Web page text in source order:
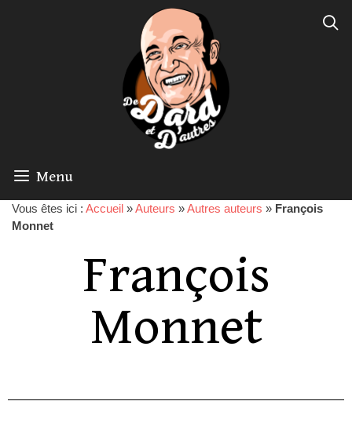
Menu
Vous êtes ici : Accueil »Auteurs »Autres auteurs » François
Monnet
François
Monnet